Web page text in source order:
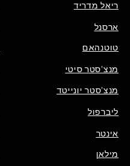
ריאל מדריד
ארסנל
טוטנהאם
מנצ'סטר סיטי
מנצ'סטר יונייטד
ליברפול
אינטר
מילאן